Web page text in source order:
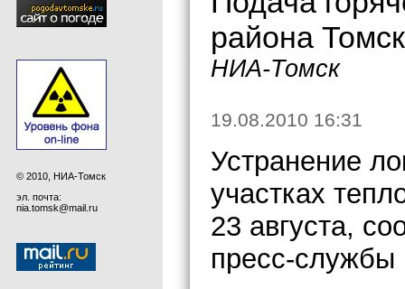
© 2010, НИА-Томск
эл. почта:
nia.tomsk@mail.ru
района
НИА-Томск
19.08.2010 16:31
Устранение
участках
23 августа,
пресс-службы